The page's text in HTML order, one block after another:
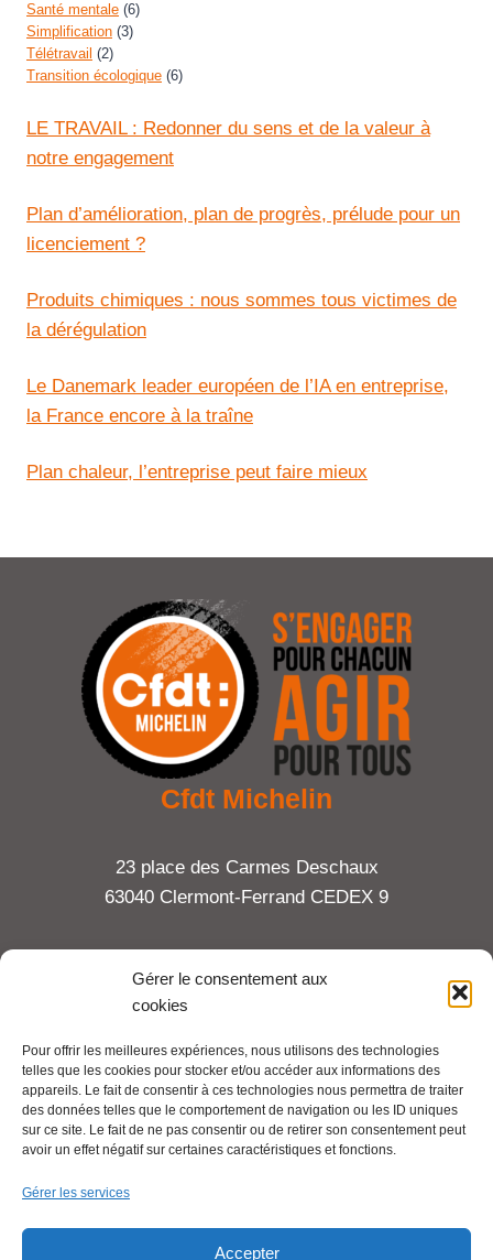
Gérer le consentement aux
cookies
Pour offrir les meilleures expériences, nous utilisons des technologies
telles que les cookies pour stocker et/ou accéder aux informations des
appareils. Le fait de consentir à ces technologies nous permettra de traiter
des données telles que le comportement de navigation ou les ID uniques
sur ce site. Le fait de ne pas consentir ou de retirer son consentement peut
avoir un effet négatif sur certaines caractéristiques et fonctions.
Gérer les services
Accepter
Santé mentale (6)
Simplification (3)
Télétravail (2)
Transition écologique (6)
LE TRAVAIL : Redonner du sens et de la valeur à
notre engagement
Plan d’amélioration, plan de progrès, prélude pour un
licenciement ?
Produits chimiques : nous sommes tous victimes de
la dérégulation
Le Danemark leader européen de l’IA en entreprise,
la France encore à la traîne
Plan chaleur, l’entreprise peut faire mieux
Cfdt Michelin
23 place des Carmes Deschaux
63040 Clermont-Ferrand CEDEX 9
Tel : 06 65 27 23 81
Mentions légales
Pour aller plus loin :
Se syndiquer en ligne